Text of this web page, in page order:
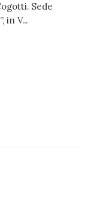
Sede
in V...